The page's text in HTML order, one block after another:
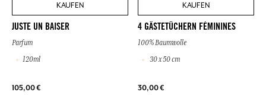
KAUFEN
JUSTE UN BAISER
Parfum
120ml
105,00 €
KAUFEN
4 GÄSTETÜCHERN FÉMININES
100% Baumwolle
30 x 50 cm
30,00 €